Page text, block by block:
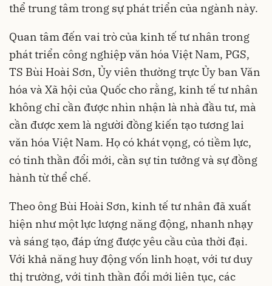
thể trung tâm trong sự phát triển của ngành này.
Quan tâm đến vai trò của kinh tế tư nhân trong
phát triển công nghiệp văn hóa Việt Nam, PGS,
TS Bùi Hoài Sơn, Ủy viên thường trực Ủy ban Văn
hóa và Xã hội của Quốc cho rằng, kinh tế tư nhân
không chỉ cần được nhìn nhận là nhà đầu tư, mà
cần được xem là người đồng kiến tạo tương lai
văn hóa Việt Nam. Họ có khát vọng, có tiềm lực,
có tinh thần đổi mới, cần sự tin tưởng và sự đồng
hành từ thể chế.
Theo ông Bùi Hoài Sơn, kinh tế tư nhân đã xuất
hiện như một lực lượng năng động, nhanh nhạy
và sáng tạo, đáp ứng được yêu cầu của thời đại.
Với khả năng huy động vốn linh hoạt, với tư duy
thị trường, với tinh thần đổi mới liên tục, các